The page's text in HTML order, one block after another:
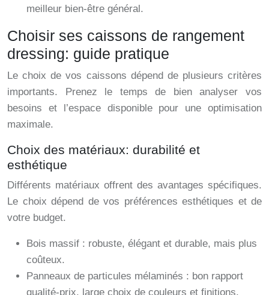
meilleur bien-être général.
Choisir ses caissons de rangement
dressing: guide pratique
Le choix de vos caissons dépend de plusieurs critères
importants. Prenez le temps de bien analyser vos
besoins et l’espace disponible pour une optimisation
maximale.
Choix des matériaux: durabilité et
esthétique
Différents matériaux offrent des avantages spécifiques.
Le choix dépend de vos préférences esthétiques et de
votre budget.
Bois massif : robuste, élégant et durable, mais plus
coûteux.
Panneaux de particules mélaminés : bon rapport
qualité-prix, large choix de couleurs et finitions.